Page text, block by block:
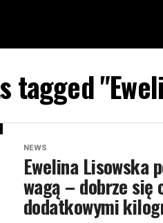
tagged
NEWS
Ewelina Lisowska
wagą – dobrze się
dodatkowymi